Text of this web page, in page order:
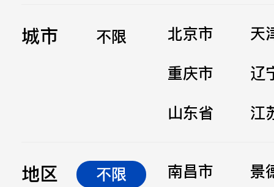
城市 不限 北京市
天
重庆市
辽
山东省
江
地区 不限 南昌市
景